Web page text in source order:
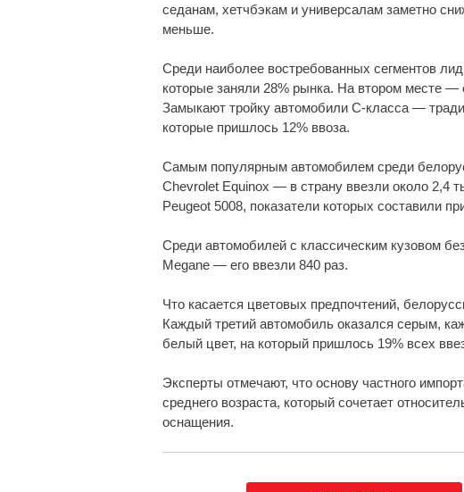
седанам, хетчбэкам и универсалам заметно
меньше.
Среди наиболее востребованных сегментов
которые заняли 28% рынка. На втором месте
Замыкают тройку автомобили C-класса —
которые пришлось 12% ввоза.
Самым популярным автомобилем среди
Chevrolet Equinox — в страну ввезли около 2,4
Peugeot 5008, показатели которых составили
Среди автомобилей с классическим кузовом
Megane — его ввезли 840 раз.
Что касается цветовых предпочтений,
Каждый третий автомобиль оказался серым,
белый цвет, на который пришлось 19% всех
Эксперты отмечают, что основу частного
среднего возраста, который сочетает
оснащения.